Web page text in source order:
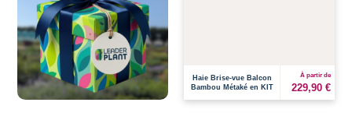
Haie Brise-vue Balcon
Bambou Métaké en KIT
À partir de
229,90 €